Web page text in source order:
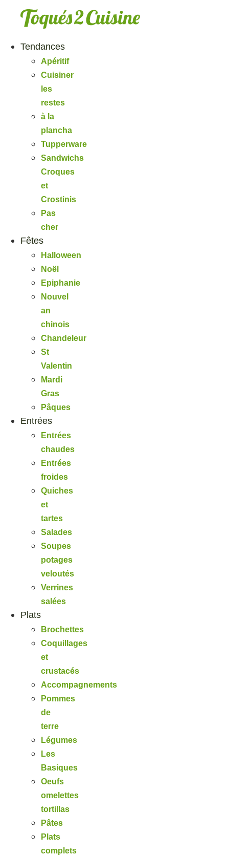
Tendances
Apéritif
Cuisiner
les
restes
à la
plancha
Tupperware
Sandwichs
Croques
et
Crostinis
Pas
cher
Fêtes
Halloween
Noël
Epiphanie
Nouvel
an
chinois
Chandeleur
St
Valentin
Mardi
Gras
Pâques
Entrées
Entrées
chaudes
Entrées
froides
Quiches
et
tartes
Salades
Soupes
potages
veloutés
Verrines
salées
Plats
Brochettes
Coquillages
et
crustacés
Accompagnements
Pommes
de
terre
Légumes
Les
Basiques
Oeufs
omelettes
tortillas
Pâtes
Plats
complets